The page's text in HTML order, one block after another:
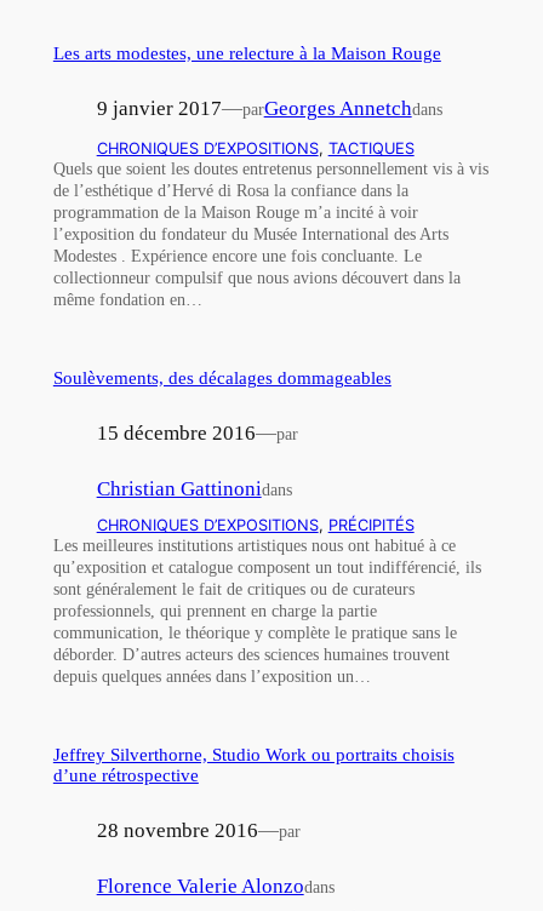
Les arts modestes, une relecture à la Maison Rouge
9 janvier 2017—parGeorges Annetchdans
CHRONIQUES D’EXPOSITIONS, TACTIQUES
Quels que soient les doutes entretenus personnellement vis à vis
de l’esthétique d’Hervé di Rosa la confiance dans la
programmation de la Maison Rouge m’a incité à voir
l’exposition du fondateur du Musée International des Arts
Modestes . Expérience encore une fois concluante. Le
collectionneur compulsif que nous avions découvert dans la
même fondation en…
Soulèvements, des décalages dommageables
15 décembre 2016—par
Christian Gattinonidans
CHRONIQUES D’EXPOSITIONS, PRÉCIPITÉS
Les meilleures institutions artistiques nous ont habitué à ce
qu’exposition et catalogue composent un tout indifférencié, ils
sont généralement le fait de critiques ou de curateurs
professionnels, qui prennent en charge la partie
communication, le théorique y complète le pratique sans le
déborder. D’autres acteurs des sciences humaines trouvent
depuis quelques années dans l’exposition un…
Jeffrey Silverthorne, Studio Work ou portraits choisis
d’une rétrospective
28 novembre 2016—par
Florence Valerie Alonzodans